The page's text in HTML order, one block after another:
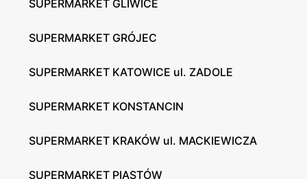
SUPERMARKET GLIWICE
SUPERMARKET GRÓJEC
SUPERMARKET KATOWICE ul. ZADOLE
SUPERMARKET KONSTANCIN
SUPERMARKET KRAKÓW ul. MACKIEWICZA
SUPERMARKET PIASTÓW